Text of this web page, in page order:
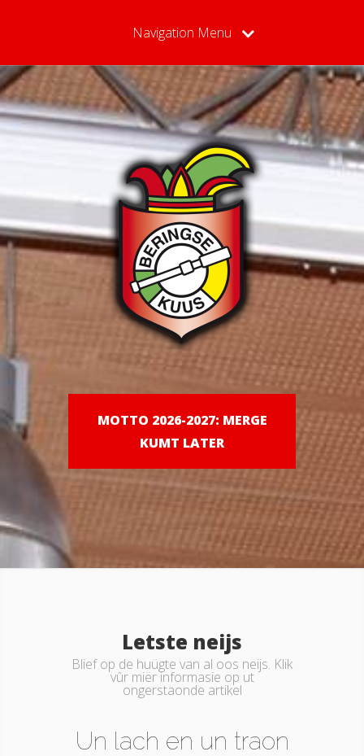
Navigation Menu
MOTTO 2026-2027: MERGE
KUMT LATER
Letste neijs
Blief op de huügte van al oos neijs. Klik
vûr miër informasie op ut
ongerstaonde artikel
Un lach en un traon